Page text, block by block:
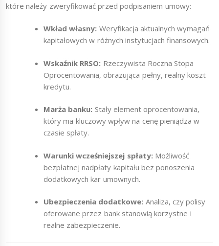
które należy zweryfikować przed podpisaniem umowy:
Wkład własny: Weryfikacja aktualnych wymagań
kapitałowych w różnych instytucjach finansowych.
Wskaźnik RRSO: Rzeczywista Roczna Stopa
Oprocentowania, obrazująca pełny, realny koszt
kredytu.
Marża banku: Stały element oprocentowania,
który ma kluczowy wpływ na cenę pieniądza w
czasie spłaty.
Warunki wcześniejszej spłaty: Możliwość
bezpłatnej nadpłaty kapitału bez ponoszenia
dodatkowych kar umownych.
Ubezpieczenia dodatkowe: Analiza, czy polisy
oferowane przez bank stanowią korzystne i
realne zabezpieczenie.